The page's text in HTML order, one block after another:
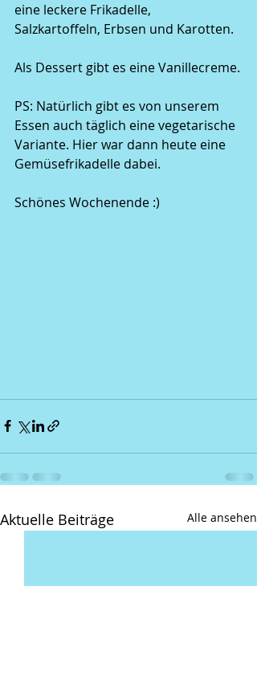
eine leckere Frikadelle,
Salzkartoffeln, Erbsen und Karotten.
Als Dessert gibt es eine Vanillecreme.
PS: Natürlich gibt es von unserem
Essen auch täglich eine vegetarische
Variante. Hier war dann heute eine
Gemüsefrikadelle dabei.
Schönes Wochenende :)
Aktuelle Beiträge Alle ansehen